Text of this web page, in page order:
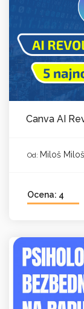
Canva AI
Od: Miloš
Ocena: 4